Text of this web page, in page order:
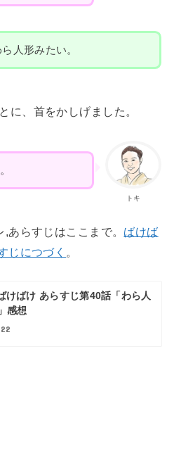
人形みたい。
に、首をかしげました。
トキ
あらすじはここまで。 ばけば
じにつづく 。
けばけ あらすじ第40話「わら人
感想